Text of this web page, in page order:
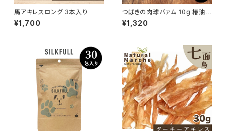
馬アキレスロング 3本入り
¥1,700
つばきの肉球バァム 10g 椿油
日本ミツバチ 肉球クリーム
¥1,320